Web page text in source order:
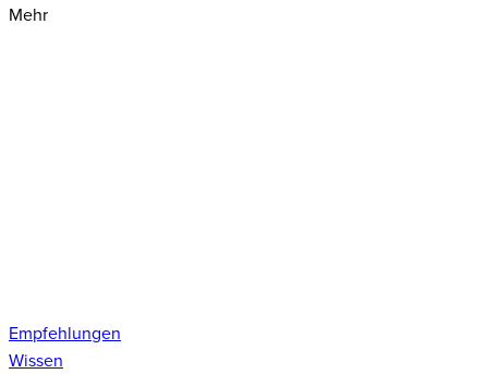
Mehr
Empfehlungen
Wissen